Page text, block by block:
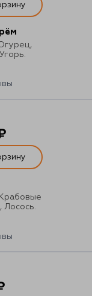
Лосось.